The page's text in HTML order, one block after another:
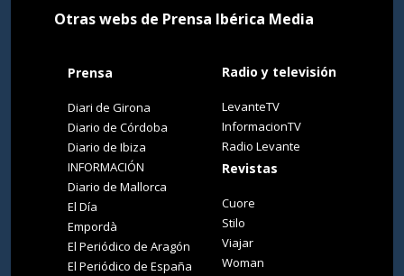
Otras webs de Prensa Ibérica Media
Prensa
Diari de Girona
Diario de Córdoba
Diario de Ibiza
INFORMACIÓN
Diario de Mallorca
El Día
Empordà
El Periódico de Aragón
El Periódico de España
Radio y televisión
LevanteTV
InformacionTV
Radio Levante
Revistas
Cuore
Stilo
Viajar
Woman